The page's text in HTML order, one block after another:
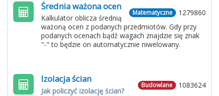
1279860
Matematyczne
Średnia ważona ocen
Kalkulator oblicza średnią
ważoną ocen z podanych przedmiotów. Gdy przy
podanych ocenach bądź wagach znajdzie się znak
"-" to będzie on automatycznie niwelowany.
1083624
Budowlane
Izolacja ścian
Jak policzyć izolację ścian?